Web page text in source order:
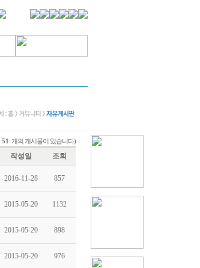
51 개의 게시물이 있습니다)
작성일 조회
2016-11-28 857
2015-05-20 1132
2015-05-20 898
2015-05-20 976